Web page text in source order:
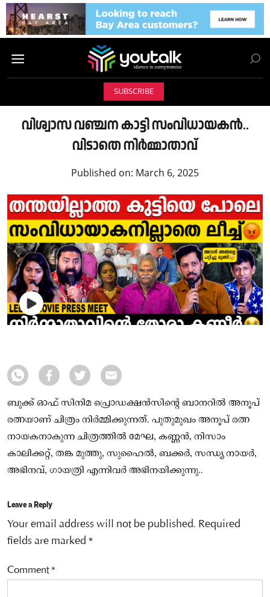
SUBSCRIBE
വിശ്വാസ വഞ്ചന കാട്ടി സംവിധായകൻ..
വിടാതെ നിർമ്മാതാവ്
Published on: March 6, 2025
ബുക്ക് ഓഫ് സിനിമ പ്രൊഡക്ഷൻസിന്റെ ബാനറിൽ അനൂപ്
രത്നയാണ് ചിത്രം നിർമ്മിക്കുന്നത്. പുതുമുഖം അനൂപ് രത്ന
നായകനാകുന്ന ചിത്രത്തിൽ മേഘ, കണ്ണൻ, നിസാം
കാലിക്കറ്റ്, തങ്ക മുത്തു, സുഹൈൽ, ബക്കർ, സന്ധ്യ നായർ,
അഭിനവ്, ഗായത്രി എന്നിവർ അഭിനയിക്കുന്നു..
Leave a Reply
Your email address will not be published. Required
fields are marked *
Comment*